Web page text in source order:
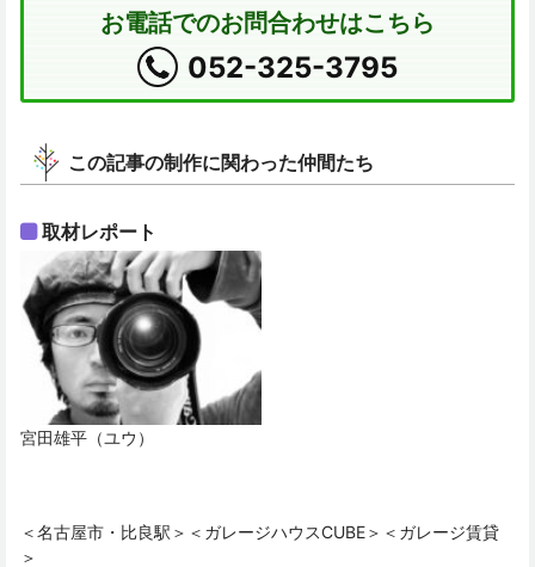
お電話でのお問合わせはこちら
052-325-3795
この記事の制作に関わった仲間たち
取材レポート
宮田雄平（ユウ）
＜名古屋市・比良駅＞＜ガレージハウスCUBE＞＜ガレージ賃貸
＞